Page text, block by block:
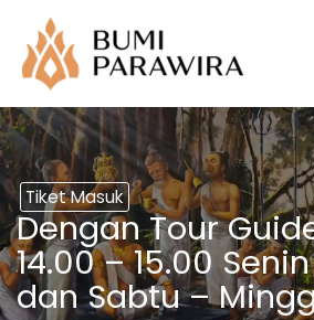
konten
Tiket Masuk
Dengan Tour
14.00 – 15.00
dan Sabtu –